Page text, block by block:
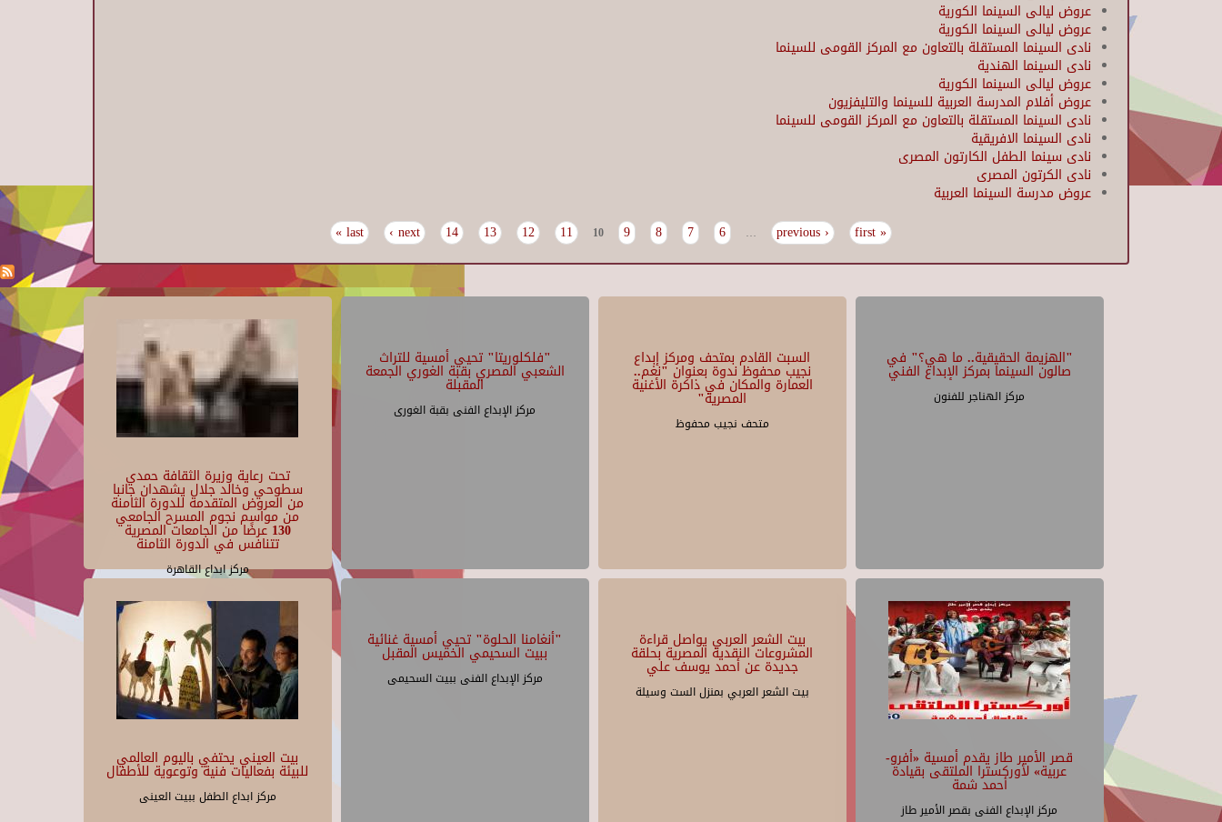
عروض ليالى السينما الكورية
عروض ليالى السينما الكورية
نادى السينما المستقلة بالتعاون مع المركز القومى للسينما
نادى السينما الهندية
عروض ليالى السينما الكورية
عروض أفلام المدرسة العربية للسينما والتليفزيون
نادى السينما المستقلة بالتعاون مع المركز القومى للسينما
نادى السينما الافريقية
نادى سينما الطفل الكارتون المصرى
نادى الكرتون المصرى
عروض مدرسة السينما العربية
« first
‹ previous
…
6
7
8
9
10
11
12
13
14
next ›
last »
تحت رعاية وزيرة الثقافة حمدي
سطوحي وخالد جلال يشهدان جانبا
من العروض المتقدمة للدورة الثامنة
من مواسم نجوم المسرح الجامعي
130 عرضًا من الجامعات المصرية
تتنافس في الدورة الثامنة
مركز ابداع القاهرة
"فلكلوريتا" تحيي أمسية للتراث
الشعبي المصري بقبة الغوري الجمعة
المقبلة
مركز الإبداع الفنى بقبة الغورى
السبت القادم بمتحف ومركز إبداع
نجيب محفوظ ندوة بعنوان "نغم..
العمارة والمكان في ذاكرة الأغنية
المصرية"
متحف نجيب محفوظ
"الهزيمة الحقيقية.. ما هي؟" في
صالون السينما بمركز الإبداع الفني
مركز الهناجر للفنون
بيت العيني يحتفي باليوم العالمي
للبيئة بفعاليات فنية وتوعوية للأطفال
مركز ابداع الطفل ببيت العينى
"أنغامنا الحلوة" تحيي أمسية غنائية
ببيت السحيمي الخميس المقبل
مركز الإبداع الفنى ببيت السحيمى
بيت الشعر العربي يواصل قراءة
المشروعات النقدية المصرية بحلقة
جديدة عن أحمد يوسف علي
بيت الشعر العربي بمنزل الست وسيلة
قصر الأمير طاز يقدم أمسية «أفرو-
عربية» لأوركسترا الملتقى بقيادة
أحمد شمة
مركز الإبداع الفنى بقصر الأمير طاز